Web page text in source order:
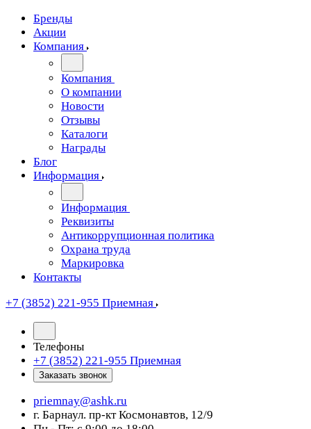
Бренды
Акции
Компания
Компания
О компании
Новости
Отзывы
Каталоги
Награды
Блог
Информация
Информация
Реквизиты
Антикоррупционная политика
Охрана труда
Маркировка
Контакты
+7 (3852) 221-955 Приемная
Телефоны
+7 (3852) 221-955 Приемная
Заказать звонок
priemnay@ashk.ru
г. Барнаул. пр-кт Космонавтов, 12/9